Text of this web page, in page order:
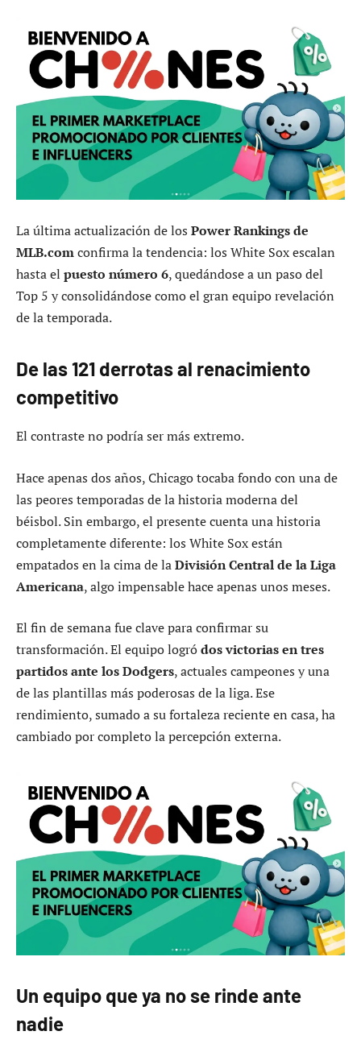
La última actualización de los Power Rankings de
MLB.comconfirma la tendencia: los White Sox escalan
hasta el puesto número 6, quedándose a un paso del
Top 5 y consolidándose como el gran equipo revelación
de la temporada.
De las 121 derrotas al renacimiento
competitivo
El contraste no podría ser más extremo.
Hace apenas dos años, Chicago tocaba fondo con una de
las peores temporadas de la historia moderna del
béisbol. Sin embargo, el presente cuenta una historia
completamente diferente: los White Sox están
empatados en la cima de laDivisión Central de la Liga
Americana, algo impensable hace apenas unos meses.
El fin de semana fue clave para confirmar su
transformación. El equipo logródos victorias en tres
partidos ante los Dodgers, actuales campeones y una
de las plantillas más poderosas de la liga. Ese
rendimiento, sumado a su fortaleza reciente en casa, ha
cambiado por completo la percepción externa.
Un equipo que ya no se rinde ante
nadie